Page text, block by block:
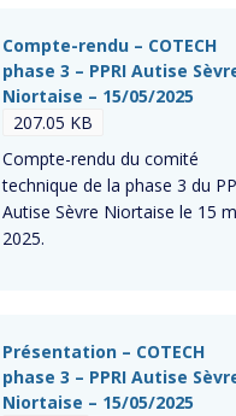
Compte-rendu – COTECH
phase 3 – PPRI Autise
Niortaise – 15/05/2025
207.05 KB
Compte-rendu du comité
technique de la phase 3 du
Autise Sèvre Niortaise le 15
2025.
Présentation – COTECH
phase 3 – PPRI Autise
Niortaise – 15/05/2025